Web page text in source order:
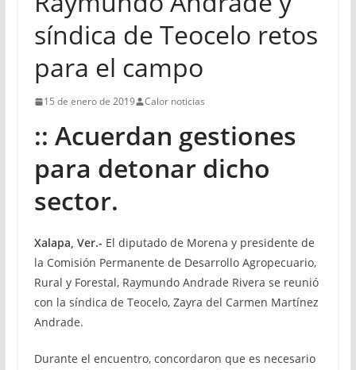
síndica de Teocelo retos
para el campo
15 de enero de 2019 Calor noticias
:: Acuerdan gestiones
para detonar dicho
sector.
Xalapa, Ver.- El diputado de Morena y presidente de
la Comisión Permanente de Desarrollo Agropecuario,
Rural y Forestal, Raymundo Andrade Rivera se reunió
con la síndica de Teocelo, Zayra del Carmen Martínez
Andrade.
Durante el encuentro, concordaron que es necesario